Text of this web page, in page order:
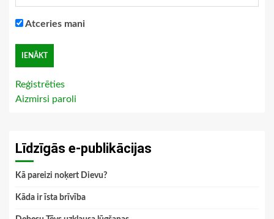
Atceries mani
Reģistrēties
Aizmirsi paroli
Līdzīgās e-publikācijas
Kā pareizi noķert Dievu?
Kāda ir īsta brīvība